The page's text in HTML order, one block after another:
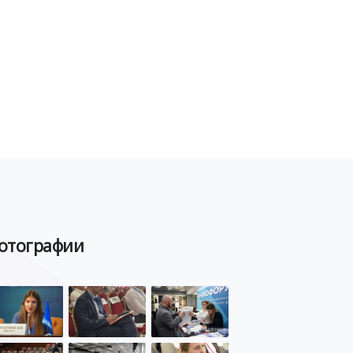
ЦИФРОВАЯ ГРАМОТНОСТЬ